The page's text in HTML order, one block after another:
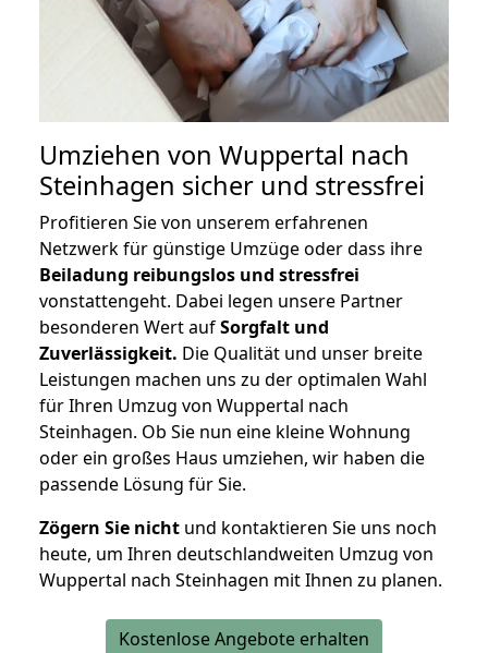
Umziehen von Wuppertal nach
Steinhagen sicher und stressfrei
Profitieren Sie von unserem erfahrenen
Netzwerk für günstige Umzüge oder dass ihre
Beiladung reibungslos und stressfrei
vonstattengeht. Dabei legen unsere Partner
besonderen Wert aufSorgfalt und
Zuverlässigkeit. Die Qualität und unser breite
Leistungen machen uns zu der optimalen Wahl
für Ihren Umzug von Wuppertal nach
Steinhagen. Ob Sie nun eine kleine Wohnung
oder ein großes Haus umziehen, wir haben die
passende Lösung für Sie.
Zögern Sie nicht und kontaktieren Sie uns noch
heute, um Ihren deutschlandweiten Umzug von
Wuppertal nach Steinhagen mit Ihnen zu planen.
Kostenlose Angebote erhalten